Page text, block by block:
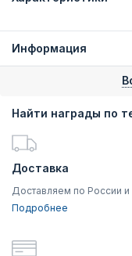
Информация
Найти награды по
Доставка
Доставляем по России
Подробнее